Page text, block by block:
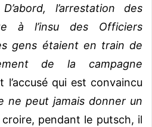
D’abord, l’arrestation des
à l’insu des Officiers
gens étaient en train de
de la campagne
l’accusé qui est convaincu
ne peut jamais donner un
croire, pendant le putsch, il